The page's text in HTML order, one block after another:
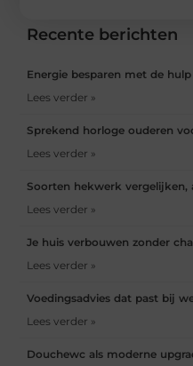
Recente berichten
Energie besparen met de
Lees verder »
Sprekend horloge ouderen
Lees verder »
Soorten hekwerk vergelijken,
Lees verder »
Je huis verbouwen zonder
Lees verder »
Voedingsadvies dat past bij
Lees verder »
Douchewc als moderne